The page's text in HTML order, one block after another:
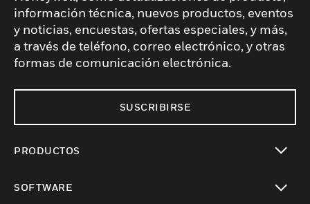
información técnica, nuevos productos, eventos
y noticias, encuestas, ofertas especiales, y más,
a través de teléfono, correo electrónico, y otras
formas de comunicación electrónica.
SUSCRIBIRSE
PRODUCTOS
SOFTWARE